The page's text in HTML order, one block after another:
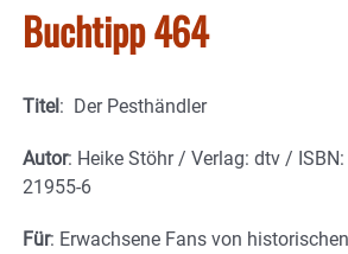
Buchtipp 464
Titel: Der Pesthändler
Autor: Heike Stöhr / Verlag: dtv /
21955-6
Für: Erwachsene Fans von historischen